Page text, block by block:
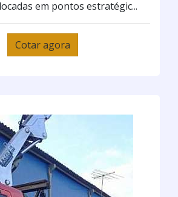
em pontos estratégic...
Cotar agora